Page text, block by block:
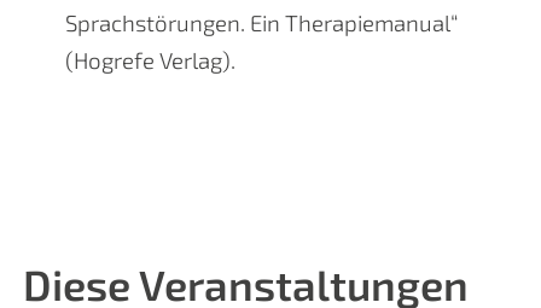
Sprachstörungen. Ein Therapiemanual“
(Hogrefe Verlag).
Diese Veranstaltungen